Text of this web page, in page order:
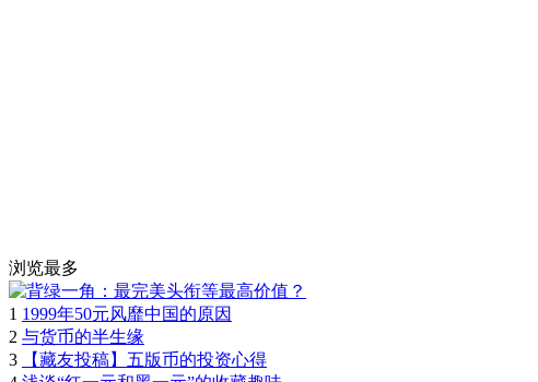
浏览最多
1 1999年50元风靡中国的原因
2 与货币的半生缘
3
【藏友投稿】五版币的投资心得